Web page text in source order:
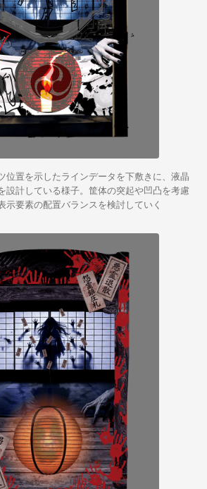
位置を示したラインデータを下敷きに、液晶
設計している様子。筐体の突起や凹凸を考慮
示要素の配置バランスを検討していく